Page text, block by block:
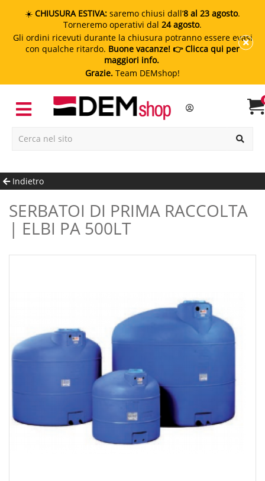
☀️ CHIUSURA ESTIVA: saremo chiusi dall’8 al 23 agosto.
Torneremo operativi dal 24 agosto.
Gli ordini ricevuti durante la chiusura potranno essere evasi
con qualche ritardo. Buone vacanze! 👉 Clicca qui per
maggiori info.
Grazie. Team DEMshop!
Indietro
SERBATOI DI PRIMA RACCOLTA
| ELBI PA 500LT